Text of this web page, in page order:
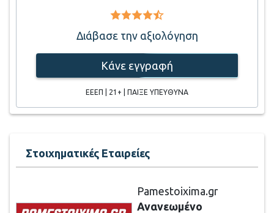
Διάβασε την αξιολόγηση
Κάνε εγγραφή
ΕΕΕΠ | 21+ | ΠΑΙΞΕ ΥΠΕΥΘΥΝΑ
Στοιχηματικές Εταιρείες
Pamestoixima.gr
Ανανεωμένο